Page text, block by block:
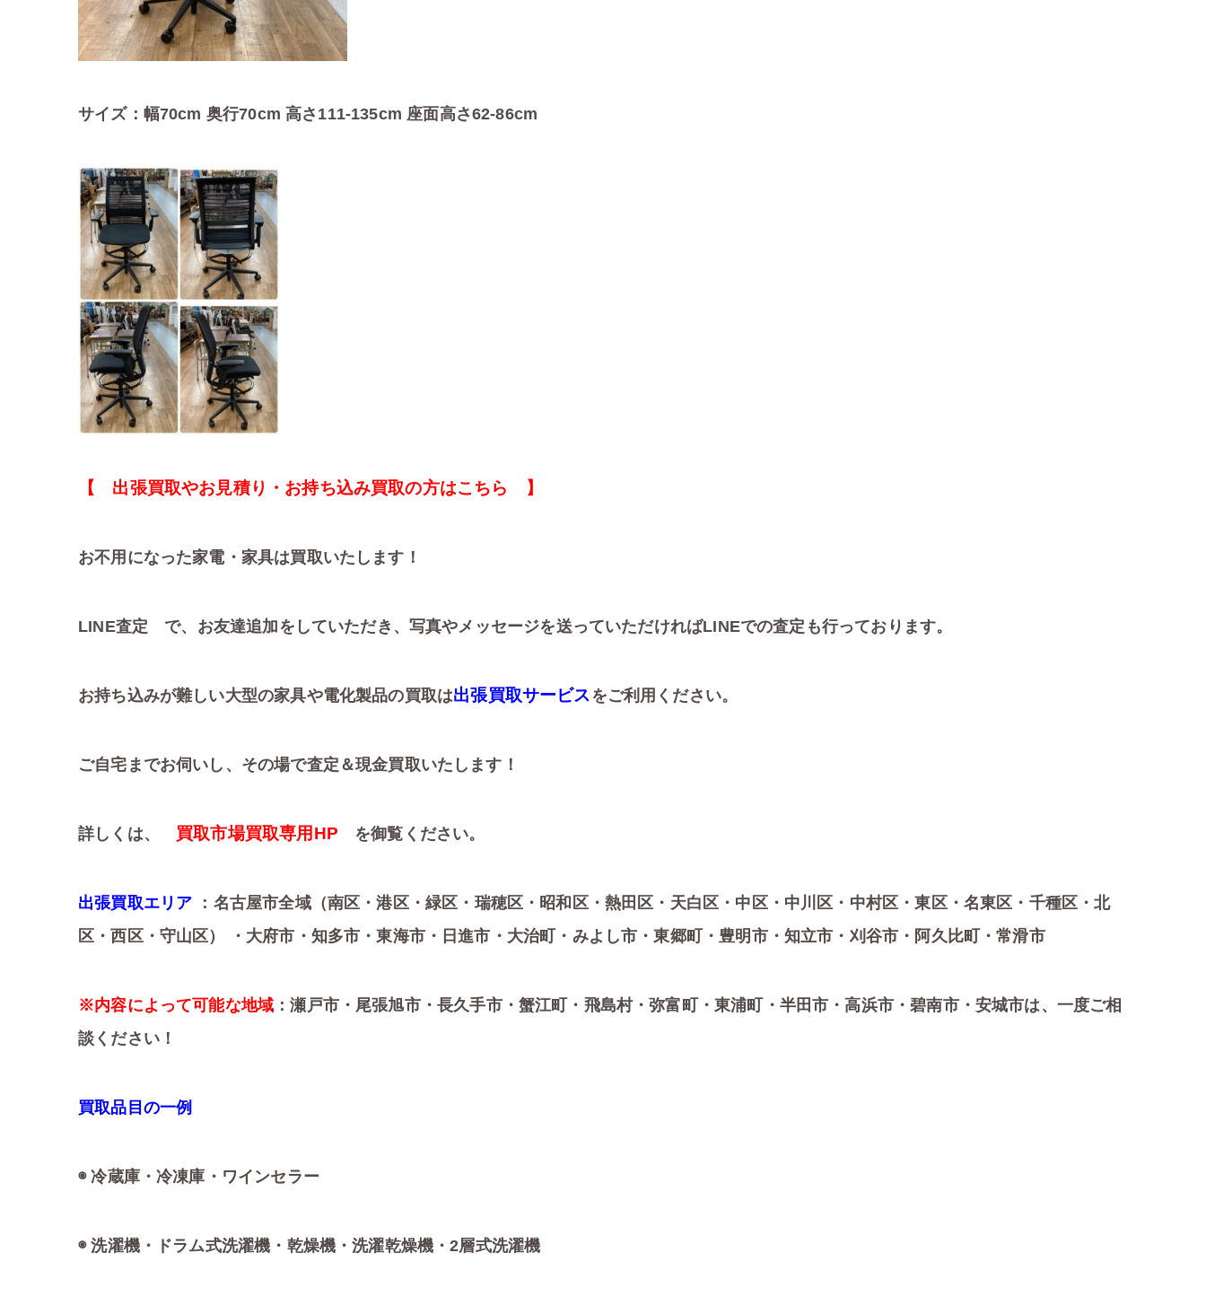
サイズ：幅70cm 奥行70cm 高さ111-135cm 座面高さ62-86cm
【 出張買取やお見積り・お持ち込み買取の方はこちら 】
お不用になった家電・家具は買取いたします！
LINE査定 で、お友達追加をしていただき、写真やメッセージを送っていただければLINEでの査定も行っております。
お持ち込みが難しい大型の家具や電化製品の買取は出張買取サービス をご利用ください。
ご自宅までお伺いし、その場で査定＆現金買取いたします！
詳しくは、 買取市場買取専用HP を御覧ください。
出張買取エリア ：名古屋市全域（南区・港区・緑区・瑞穂区・昭和区・熱田区・天白区・中区・中川区・中村区・東区・名東区・千種区・北
区・西区・守山区） ・大府市・知多市・東海市・日進市・大治町・みよし市・東郷町・豊明市・知立市・刈谷市・阿久比町・常滑市
※内容によって可能な地域 ：瀬戸市・尾張旭市・長久手市・蟹江町・飛島村・弥富町・東浦町・半田市・高浜市・碧南市・安城市は、一度ご相
談ください！
買取品目の一例
◉ 冷蔵庫・冷凍庫・ワインセラー
◉ 洗濯機・ドラム式洗濯機・乾燥機・洗濯乾燥機・2層式洗濯機